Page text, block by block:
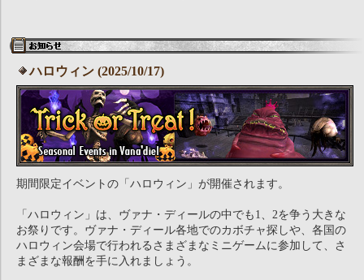
ハロウィン (2025/10/17)
期間限定イベントの「ハロウィン」が開催されます。
「ハロウィン」は、ヴァナ・ディールの中でも1、2を争う大きな
お祭りです。ヴァナ・ディール各地でのカボチャ探しや、各国の
ハロウィン会場で行われるさまざまなミニゲームに参加して、さ
まざまな報酬を手に入れましょう。